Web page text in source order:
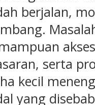
berjalan,
serta
kecil
yang